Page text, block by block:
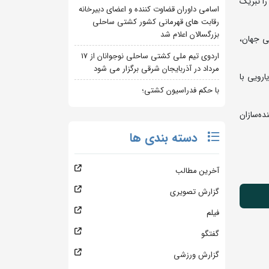
جهان،
با
اسامی داوران قضاوت کننده و اعضای دبیرخانه
رقابت های قهرمانی کشور کشتی ساحلی
بزرگسالان اعلام شد
اردوی تیم ملی کشتی ساحلی نوجوانان از 17
مرداد در آذربایجان شرقی برگزار می شود
با حکم فدراسیون کشتی؛
دسته بندی ها
آخرین مطالب
گزارش تصویری
فیلم
گفتگو
گزارش ورزشی